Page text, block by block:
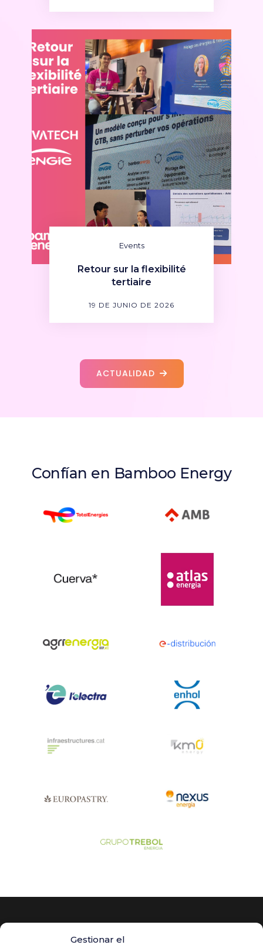
Gestionar el
Events
Retour sur la flexibilité
tertiaire
19 DE JUNIO DE 2026
ACTUALIDAD
Confían en Bamboo Energy